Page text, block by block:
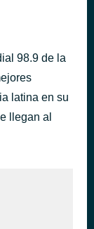
51 minutos
98.9 de la
latina en su
llegan al